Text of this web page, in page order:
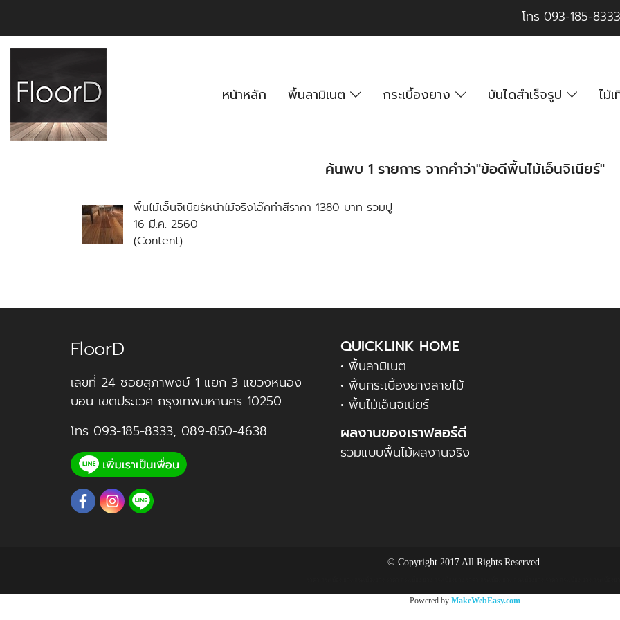
โทร 093-185-8333
หน้าหลัก พื้นลามิเนต กระเบื้องยาง บันไดสำเร็จรูป ไม้
ค้นพบ 1 รายการ จากคำว่า"ข้อดีพื้นไม้เอ็นจิเนียร์"
พื้นไม้เอ็นจิเนียร์หน้าไม้จริงโอ๊คทำสีราคา 1380 บาท รวมปู
16 มี.ค. 2560
(Content)
FloorD
เลขที่ 24 ซอยสุภาพงษ์ 1 แยก 3 แขวงหนอง
บอน เขตประเวศ กรุงเทพมหานคร 10250
โทร 093-185-8333, 089-850-4638
QUICKLINK HOME
• พื้นลามิเนต
• พื้นกระเบื้องยางลายไม้
• พื้นไม้เอ็นจิเนียร์
ผลงานของเราฟลอร์ดี
รวมแบบพื้นไม้ผลงานจริง
© Copyright 2017 All Rights Reserved
Powered by MakeWebEasy.com